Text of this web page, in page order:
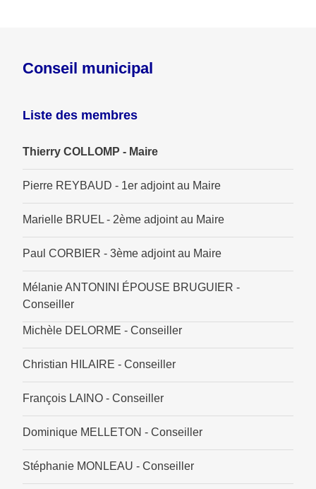
Conseil municipal
Liste des membres
Thierry COLLOMP - Maire
Pierre REYBAUD - 1er adjoint au Maire
Marielle BRUEL - 2ème adjoint au Maire
Paul CORBIER - 3ème adjoint au Maire
Mélanie ANTONINI ÉPOUSE BRUGUIER -
Conseiller
Michèle DELORME - Conseiller
Christian HILAIRE - Conseiller
François LAINO - Conseiller
Dominique MELLETON - Conseiller
Stéphanie MONLEAU - Conseiller